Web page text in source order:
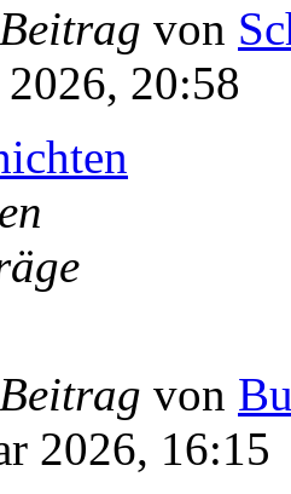
von
20:58
von
2026, 16:15